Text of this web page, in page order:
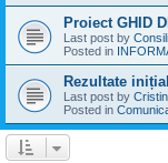
Proiect GHID
Last post by
Posted in
Rezultate
Last post by
Posted in